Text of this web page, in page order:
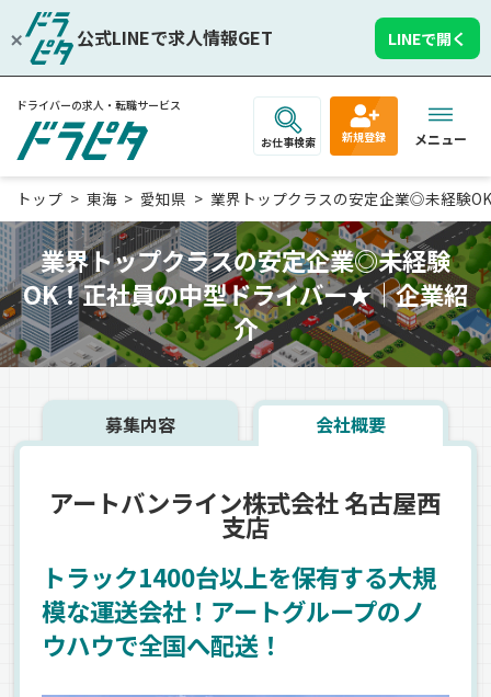
公式LINEで求人情報GET LINEで開く
ドライバーの求人・転職サービス
お仕事検索 新規登録 メニュー
トップ 東海 愛知県 業界トップクラスの安定企業◎未経験
業界トップクラスの安定企業◎未経験
OK！正社員の中型ドライバー★｜企業紹
介
募集内容 会社概要
アートバンライン株式会社 名古屋西
支店
トラック1400台以上を保有する大規
模な運送会社！アートグループのノ
ウハウで全国へ配送！